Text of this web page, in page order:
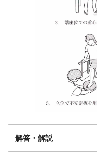
（多系統萎縮症を除く。
解答・解説